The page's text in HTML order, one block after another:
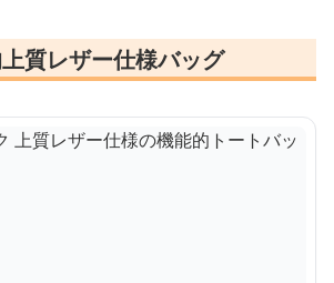
質レザー仕様バッグ